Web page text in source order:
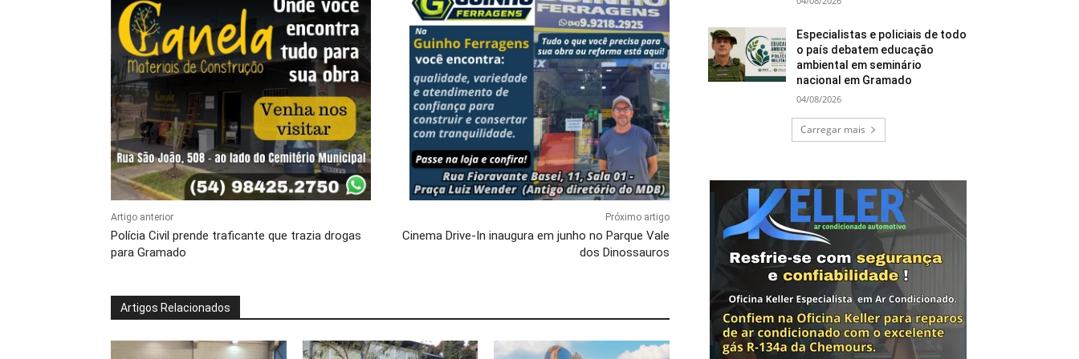
Artigo anterior
Polícia Civil prende traficante que trazia drogas
para Gramado
Próximo artigo
Cinema Drive-In inaugura em junho no Parque Vale
dos Dinossauros
Artigos Relacionados
Especialistas e policiais de todo
o país debatem educação
ambiental em seminário
nacional em Gramado
04/08/2026
Carregar mais